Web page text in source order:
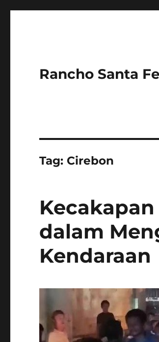
Rancho Santa
Tag: Cirebon
dalam
Kendaraan